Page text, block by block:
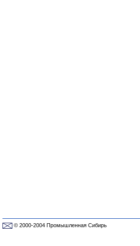
© 2000-2004 Промышленная Сибирь